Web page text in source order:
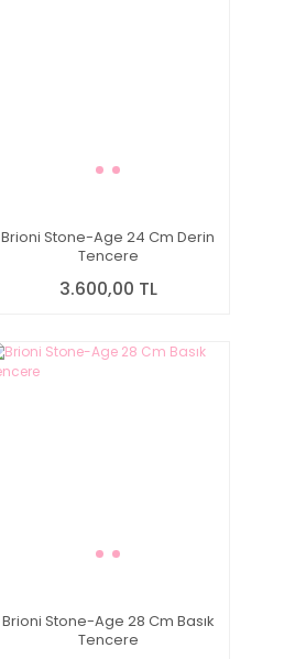
Brioni Stone-Age 24 Cm Derin
Tencere
3.600,00 TL
Brioni Stone-Age 28 Cm Basık
Tencere